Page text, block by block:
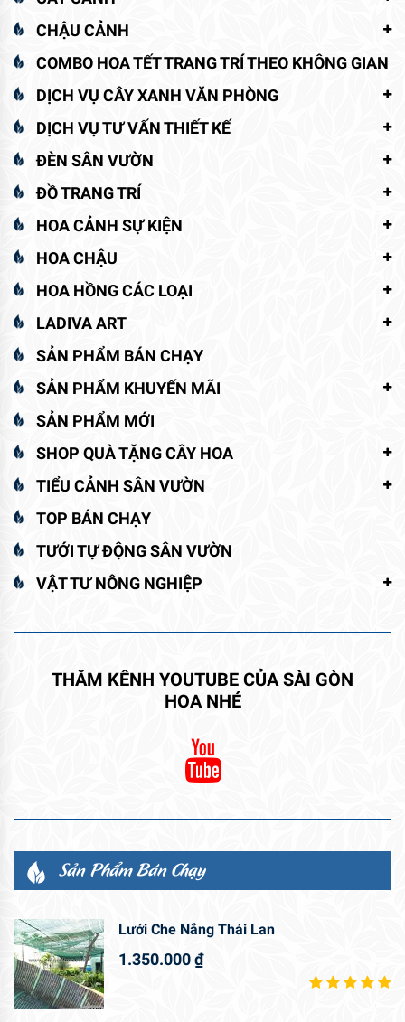
CHẬU CẢNH
COMBO HOA TẾT TRANG TRÍ THEO KHÔNG GIAN
DỊCH VỤ CÂY XANH VĂN PHÒNG
DỊCH VỤ TƯ VẤN THIẾT KẾ
ĐÈN SÂN VƯỜN
ĐỒ TRANG TRÍ
HOA CẢNH SỰ KIỆN
HOA CHẬU
HOA HỒNG CÁC LOẠI
LADIVA ART
SẢN PHẨM BÁN CHẠY
SẢN PHẨM KHUYẾN MÃI
SẢN PHẨM MỚI
SHOP QUÀ TẶNG CÂY HOA
TIỂU CẢNH SÂN VƯỜN
TOP BÁN CHẠY
TƯỚI TỰ ĐỘNG SÂN VƯỜN
VẬT TƯ NÔNG NGHIỆP
THĂM KÊNH YOUTUBE CỦA SÀI GÒN
HOA NHÉ
Sản Phẩm Bán Chạy
Lưới Che Nắng Thái Lan
1.350.000₫